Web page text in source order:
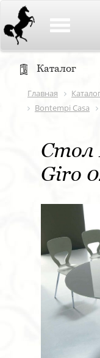
Каталог
Главная
Bontempi Casa
Стол
Giro